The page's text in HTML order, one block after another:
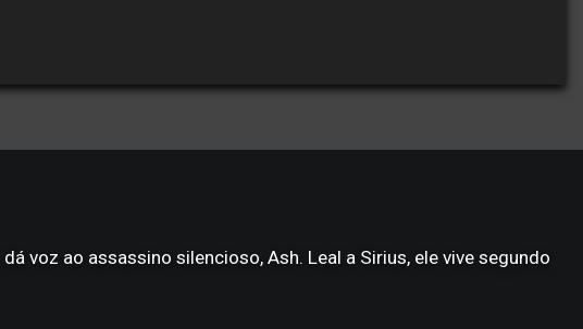
voz ao assassino silencioso, Ash. Leal a Sirius, ele vive segundo